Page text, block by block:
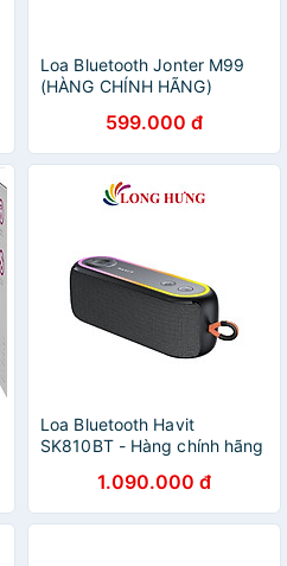
Loa Bluetooth Jonter M99
(HÀNG CHÍNH HÃNG)
599.000 đ
Loa Bluetooth Havit
SK810BT - Hàng chính hãng
1.090.000 đ